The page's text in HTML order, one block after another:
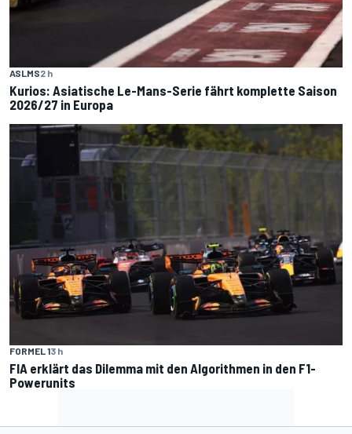
ASLMS2 h
Kurios: Asiatische Le-Mans-Serie fährt komplette Saison
2026/27 in Europa
FORMEL 13 h
FIA erklärt das Dilemma mit den Algorithmen in den F1-
Powerunits